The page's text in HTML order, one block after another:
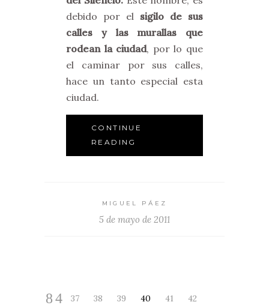
debido por el sigilo de sus
calles y las murallas que
rodean la ciudad, por lo que
el caminar por sus calles,
hace un tanto especial esta
ciudad.
CONTINUE
READING
MIGUEL PÁEZ
5 de mayo de 2011
37 38 39 40 41 42